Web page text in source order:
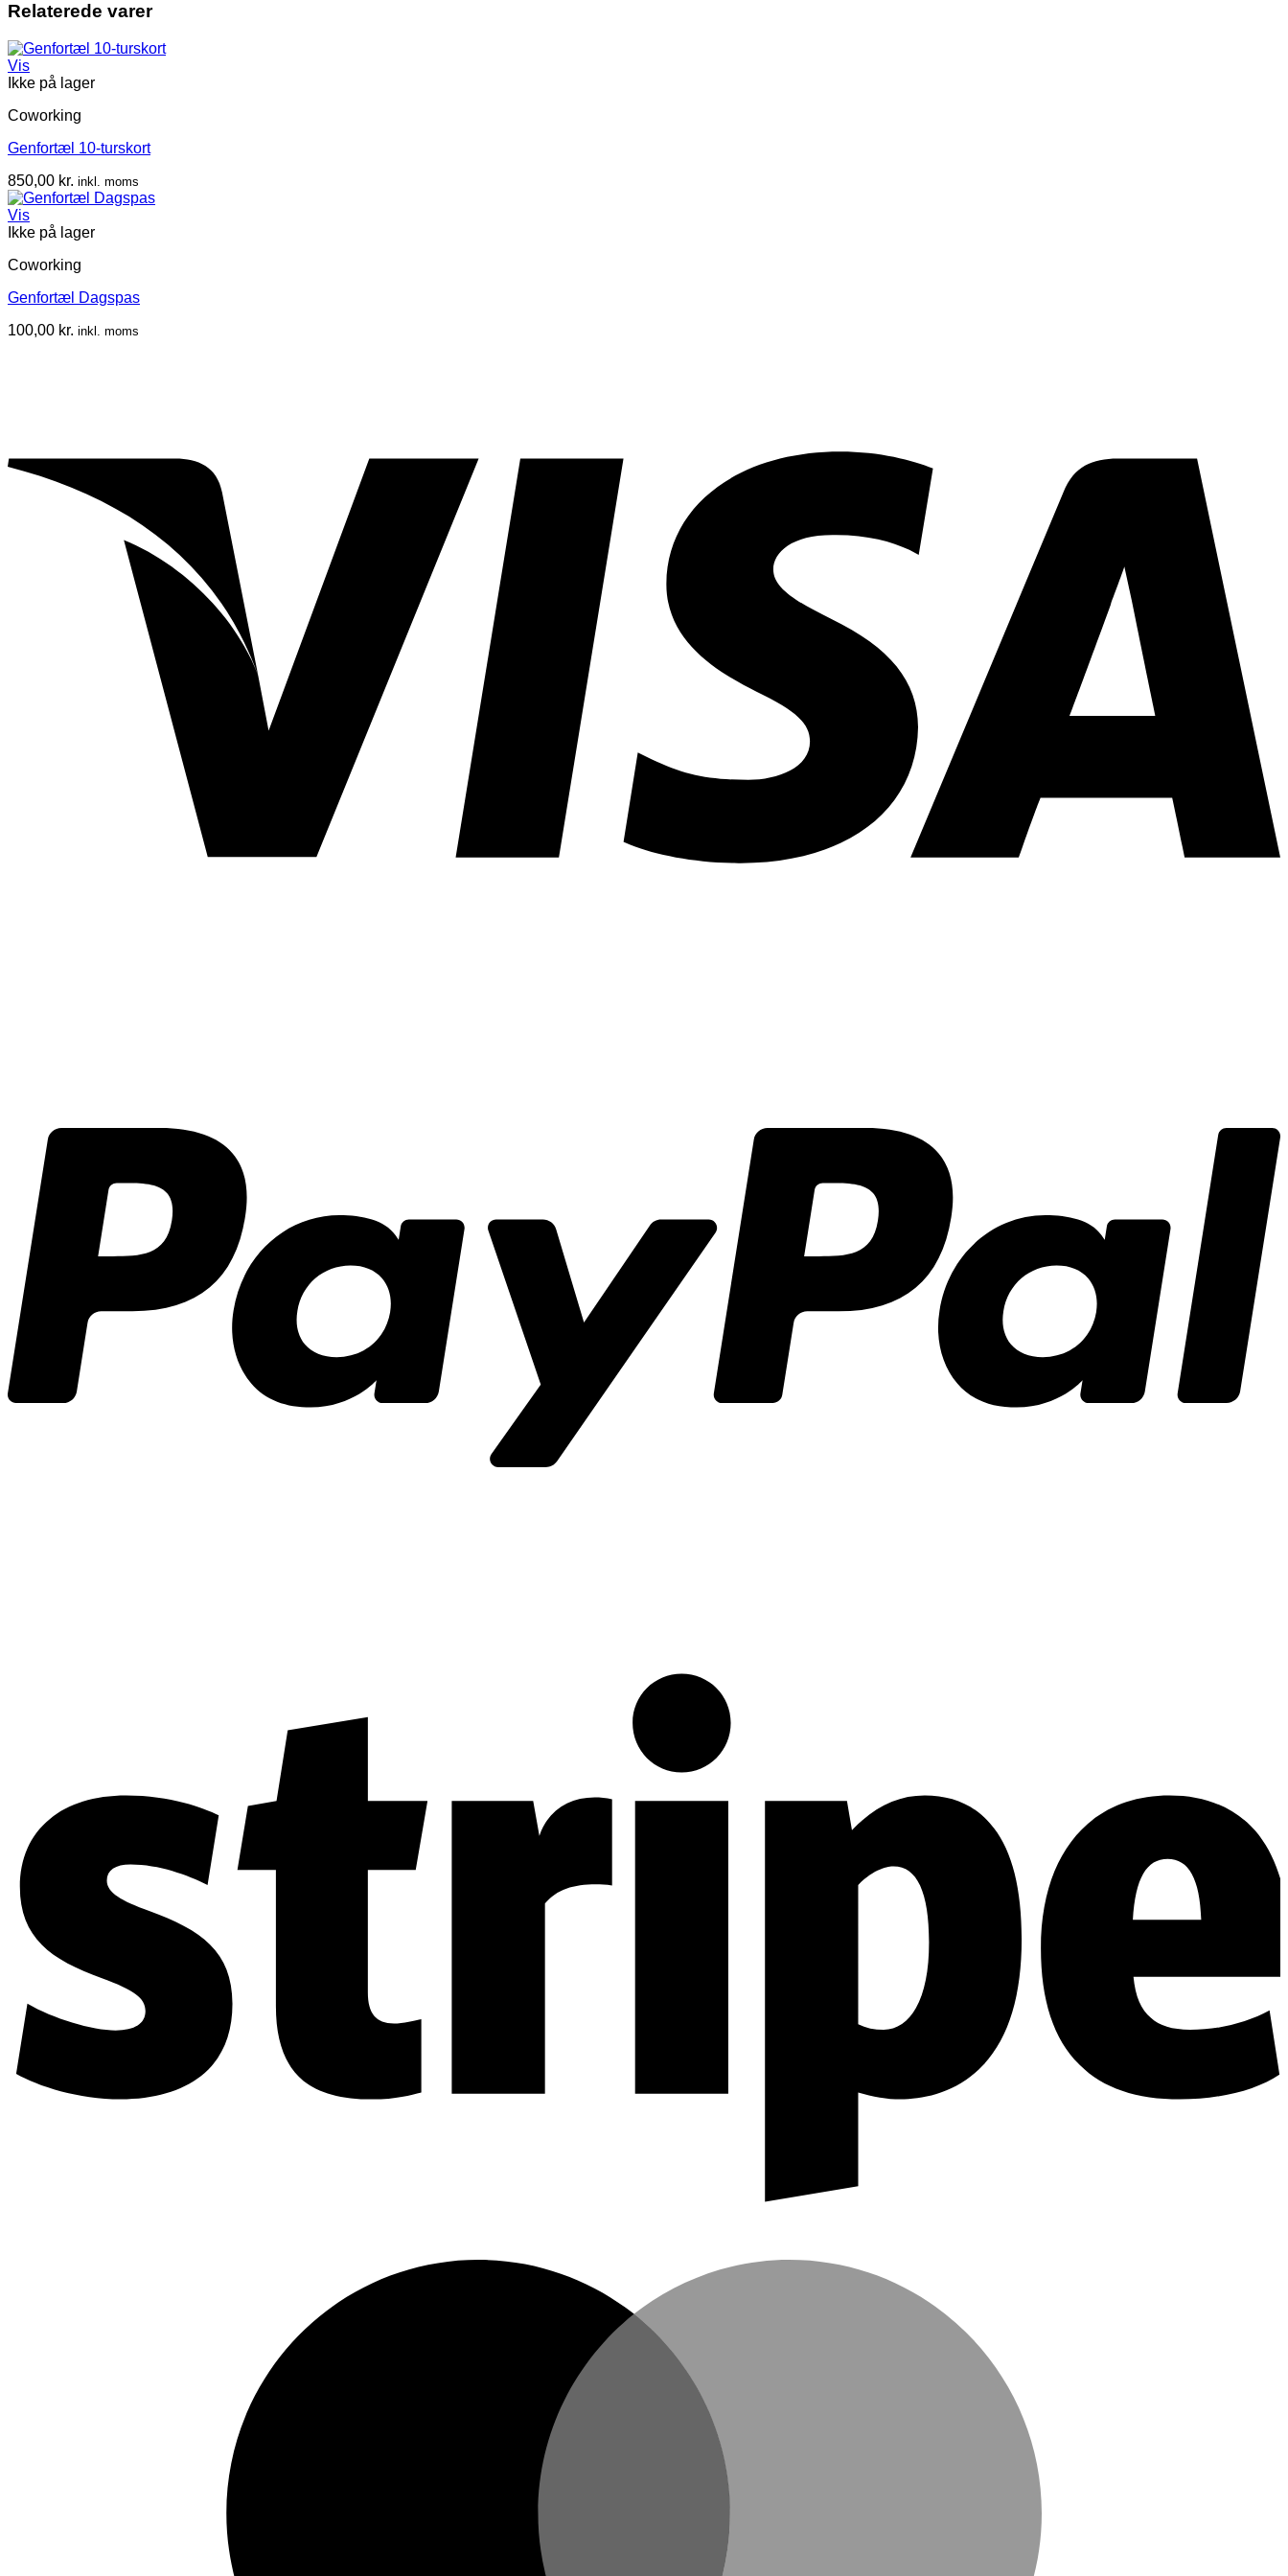
Relaterede varer
Vis
Ikke på lager
Coworking
Genfortæl 10-turskort
850,00 kr. inkl. moms
Vis
Ikke på lager
Coworking
Genfortæl Dagspas
100,00 kr. inkl. moms